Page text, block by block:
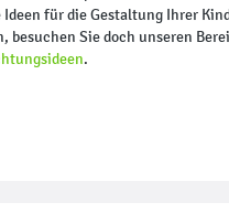
Ideen für die Gestaltung Ihrer
besuchen Sie doch unseren
.